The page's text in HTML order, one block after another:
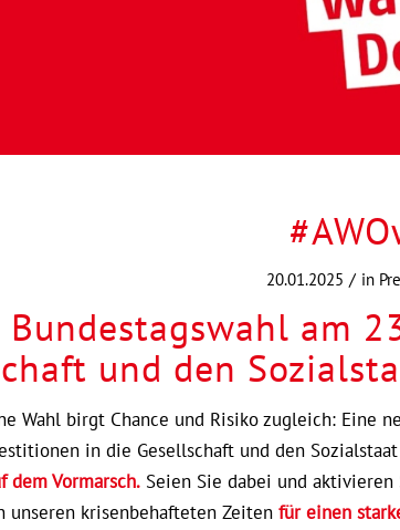
20.01.2025 / in
Bundestagswahl am
und den
Wahl birgt Chance und Risiko zugleich: Eine
in die Gesellschaft und den
dem Vormarsch. Seien Sie dabei und
unseren krisenbehafteten Zeiten für einen